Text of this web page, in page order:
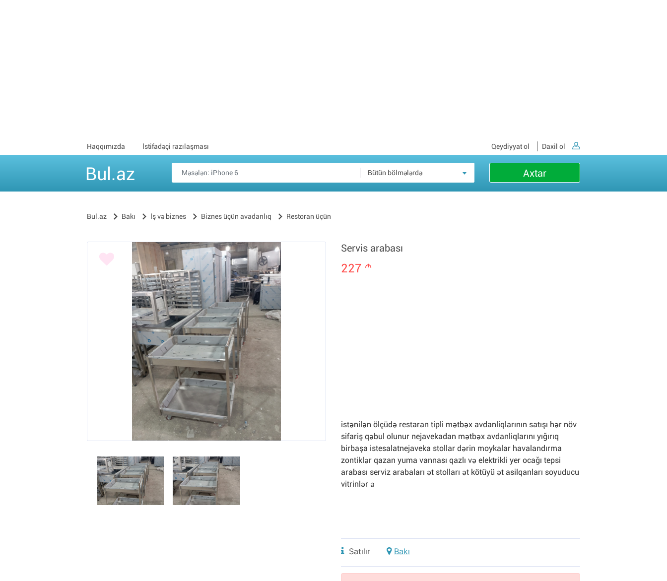
Haqqımızda İstifadəçi razılaşması Qeydiyyat ol Daxil ol
Bul.az Bütün bölmələrdə Axtar
Bul.az Bakı İş və biznes Biznes üçün avadanlıq Restoran üçün
Servis arabası
227 m
istənilən ölçüdə restaran tipli mətbəx avdanliqlarının satışı hər növ
sifariş qəbul olunur nejavekadan mətbəx avdanliqlarını yığırıq
birbaşa istesalatnejaveka stollar dərin moykalar havalandırma
zontiklər qazan yuma vannası qazlı və elektrikli yer ocağı tepsi
arabası serviz arabaları ət stolları ət kötüyü ət asilqanları soyuducu
vitrinlər ə
Satılır Bakı